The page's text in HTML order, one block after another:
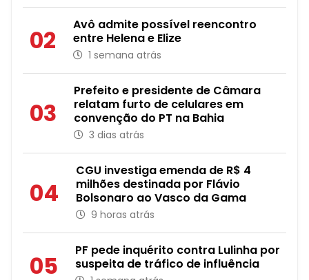
02
Avô admite possível reencontro
entre Helena e Elize
1 semana atrás
03
Prefeito e presidente de Câmara
relatam furto de celulares em
convenção do PT na Bahia
3 dias atrás
04
CGU investiga emenda de R$ 4
milhões destinada por Flávio
Bolsonaro ao Vasco da Gama
9 horas atrás
05
PF pede inquérito contra Lulinha por
suspeita de tráfico de influência